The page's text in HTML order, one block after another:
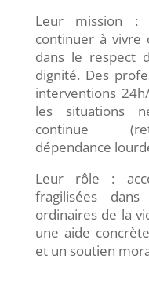
Leur mission :
continuer à vivre
dans le respect
dignité. Des
interventions
les situations
continue
dépendance
Leur rôle :
fragilisées
ordinaires de la
une aide
et un soutien